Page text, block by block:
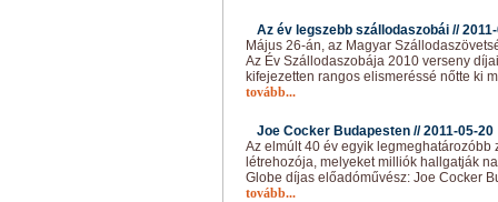
Az év legszebb szállodaszobái //
Május 26-án, az Magyar
Az Év Szállodaszobája 2010 verseny
kifejezetten rangos elismeréssé nőtte ki
tovább...
Joe Cocker Budapesten //2011-05-20
Az elmúlt 40 év egyik legmeghatározóbb
létrehozója, melyeket milliók hallgatják
Globe díjas előadóművész: Joe Cocker
tovább...